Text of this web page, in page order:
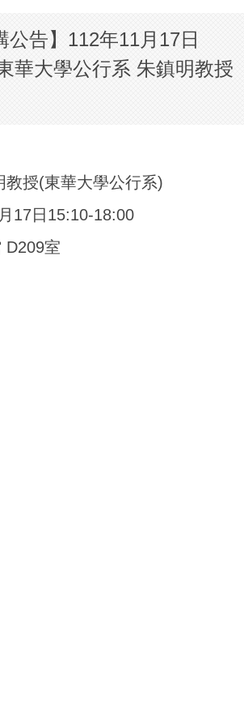
公告】112年11月17日
華大學公行系 朱鎮明教授
教授(東華大學公行系)
17日15:10-18:00
D209室